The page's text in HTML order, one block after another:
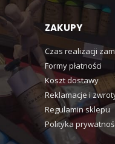
ZAKUPY
Czas realizacji
Formy płatności
Koszt dostawy
Reklamacje i
Regulamin sklepu
Polityka